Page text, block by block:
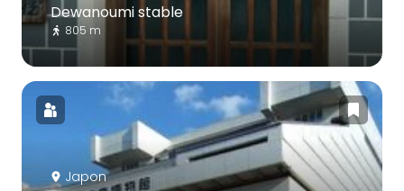
Dewanoumi stable
805 m
Japon